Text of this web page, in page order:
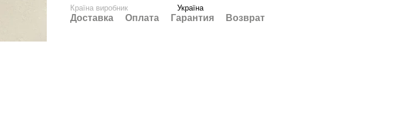
Країна виробник
Україна
Доставка Оплата Гарантия Возврат